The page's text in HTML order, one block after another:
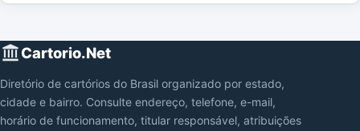
Cartorio.Net
Diretório de cartórios do Brasil organizado por estado,
cidade e bairro. Consulte endereço, telefone, e-mail,
horário de funcionamento, titular responsável, atribuições